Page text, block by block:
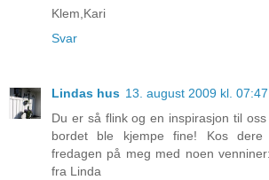
Klem,Kari
Svar
Lindas hus 13. august 2009 kl. 07:47
Du er så flink og en inspirasjon til
bordet ble kjempe fine! Kos dere
fredagen på meg med noen
fra Linda